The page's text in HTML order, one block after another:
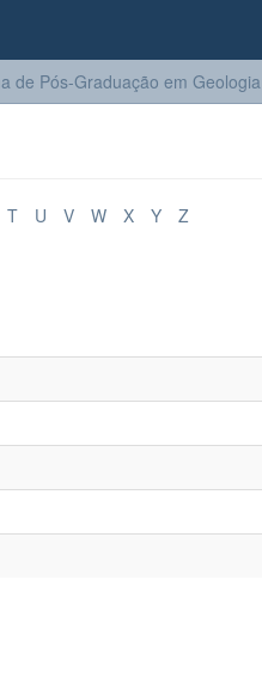
de Pós-Graduação em Geologia
T U V W X Y Z